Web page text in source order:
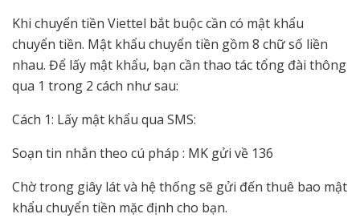
Khi chuyển tiền Viettel bắt buộc cần có mật khẩu
chuyển tiền. Mật khẩu chuyển tiền gồm 8 chữ số liền
nhau. Để lấy mật khẩu, bạn cần thao tác tổng đài thông
qua 1 trong 2 cách như sau:
Cách 1: Lấy mật khẩu qua SMS:
Soạn tin nhắn theo cú pháp : MK gửi về 136
Chờ trong giây lát và hệ thống sẽ gửi đến thuê bao mật
khẩu chuyển tiền mặc định cho bạn.